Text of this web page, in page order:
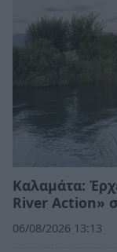
Καλαμάτα:
River Action»
06/08/2026 13:13